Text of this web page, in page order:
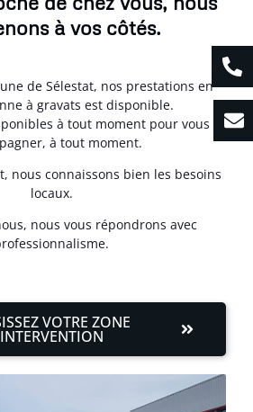
à vos côtés.
de Sélestat, nos prestations en
à gravats est disponible.
à tout moment pour vous
à tout moment.
nous connaissons bien les besoins
locaux.
nous vous répondrons avec
VOTRE ZONE